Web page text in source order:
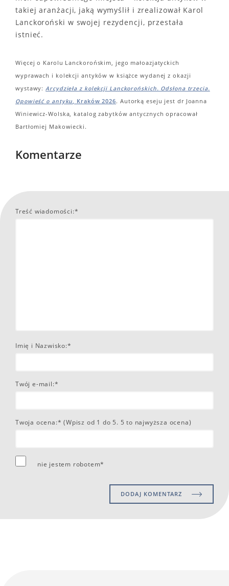
takiej aranżacji, jaką wymyślił i zrealizował Karol
Lanckoroński w swojej rezydencji, przestała
istnieć.
Więcej o Karolu Lanckorońskim, jego małoazjatyckich
wyprawach i kolekcji antyków w książce wydanej z okazji
wystawy:Arcydzieła z kolekcji Lanckorońskich. Odsłona trzecia.
Opowieść o antyku, Kraków 2026. Autorką eseju jest dr Joanna
Winiewicz-Wolska, katalog zabytków antycznych opracował
Bartłomiej Makowiecki.
Komentarze
Treść wiadomości:*
Imię i Nazwisko:*
Twój e-mail:*
Twoja ocena:* (Wpisz od 1 do 5. 5 to najwyższa ocena)
nie jestem robotem*
DODAJ KOMENTARZ